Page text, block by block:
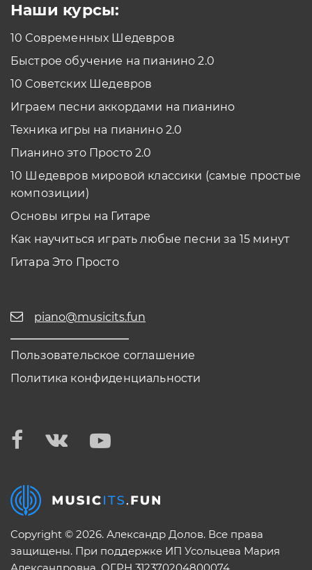
Как проходить задания в тренажерах с
помощью Планшета/телефона?
Наши курсы:
10 Современных Шедевров
Быстрое обучение на пианино 2.0
10 Советских Шедевров
Играем песни аккордами на пианино
Техника игры на пианино 2.0
Пианино это Просто 2.0
10 Шедевров мировой классики (самые простые
композиции)
Основы игры на Гитаре
Как научиться играть любые песни за 15 минут
Гитара Это Просто
piano@musicits.fun
Пользовательское соглашение
Политика конфиденциальности
Copyright © 2026. Александр Долов. Все права
защищены. При поддержке ИП Усольцева Мария